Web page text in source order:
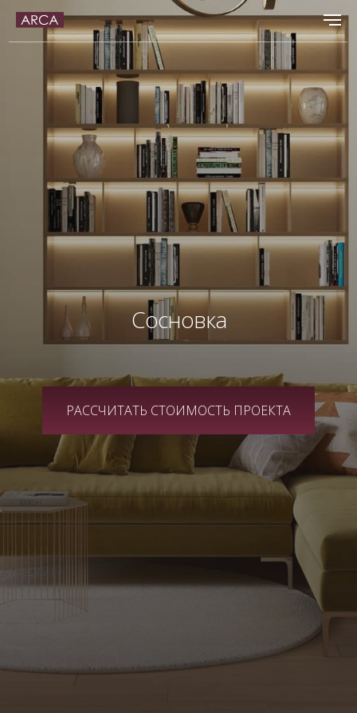
Сосновка
РАССЧИТАТЬ СТОИМОСТЬ ПРОЕКТА